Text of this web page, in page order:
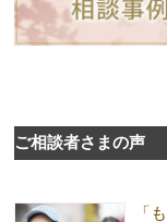
ご相談者さまの声
「